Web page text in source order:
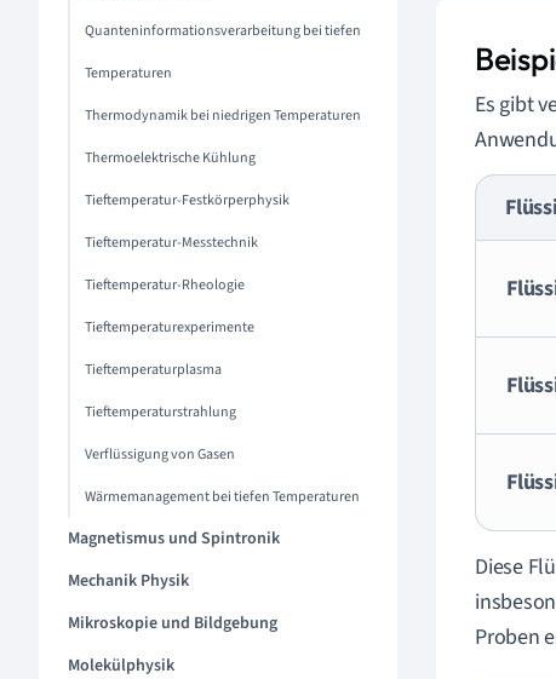
Quanteninformationsverarbeitung bei tiefen
Temperaturen
Thermodynamik bei niedrigen Temperaturen
Thermoelektrische Kühlung
Tieftemperatur-Festkörperphysik
Tieftemperatur-Messtechnik
Tieftemperatur-Rheologie
Tieftemperaturexperimente
Tieftemperaturplasma
Tieftemperaturstrahlung
Verflüssigung von Gasen
Wärmemanagement bei tiefen Temperaturen
Magnetismus und Spintronik
Mechanik Physik
Mikroskopie und Bildgebung
Molekülphysik
Es gibt
Diese
Proben